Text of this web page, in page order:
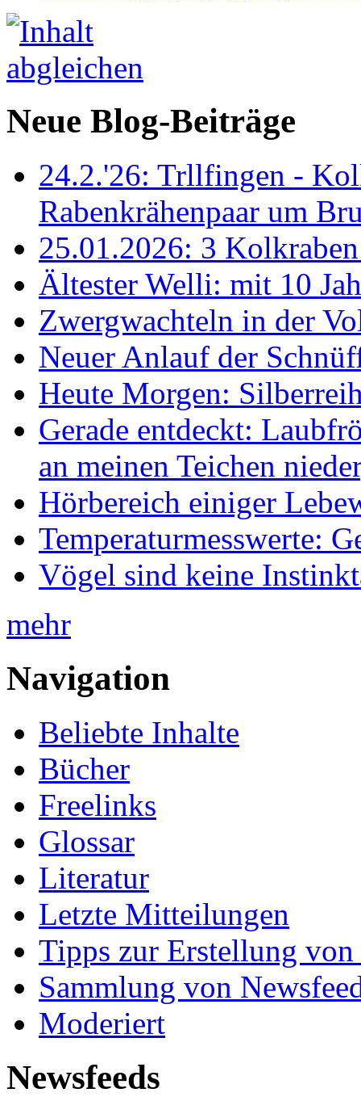
Neue Blog-Beiträge
24.2.'26: Trllfingen -
Rabenkrähenpaar um
25.01.2026: 3
Ältester Welli: mit 10
Zwergwachteln in der
Neuer Anlauf der
Heute Morgen:
Gerade entdeckt:
an meinen Teichen
Hörbereich einiger
Temperaturmesswerte:
Vögel sind keine
mehr
Navigation
Beliebte Inhalte
Bücher
Freelinks
Glossar
Literatur
Letzte Mitteilungen
Tipps zur Erstellung
Sammlung von
Moderiert
Newsfeeds